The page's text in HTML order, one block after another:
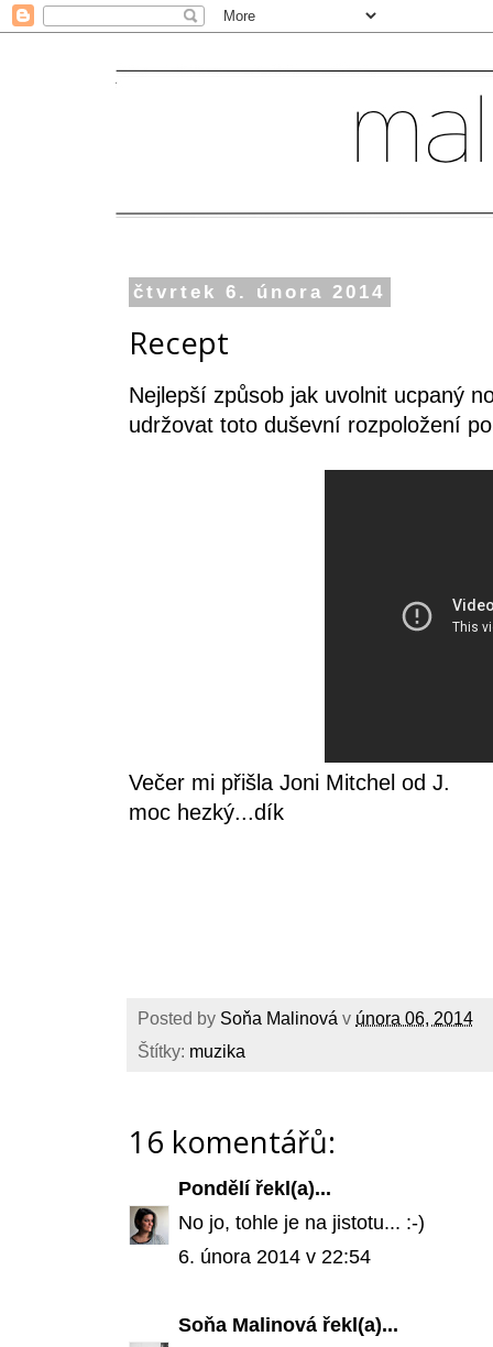
čtvrtek 6. února 2014
Recept
Nejlepší způsob jak uvolnit ucpaný
udržovat toto duševní rozpoložení
Večer mi přišla Joni Mitchel od J.
moc hezký...dík
Posted by Soňa Malinová v února 06, 2014
Štítky: muzika
16 komentářů:
Pondělí řekl(a)...
No jo, tohle je na jistotu... :-)
6. února 2014 v 22:54
Soňa Malinová řekl(a)...